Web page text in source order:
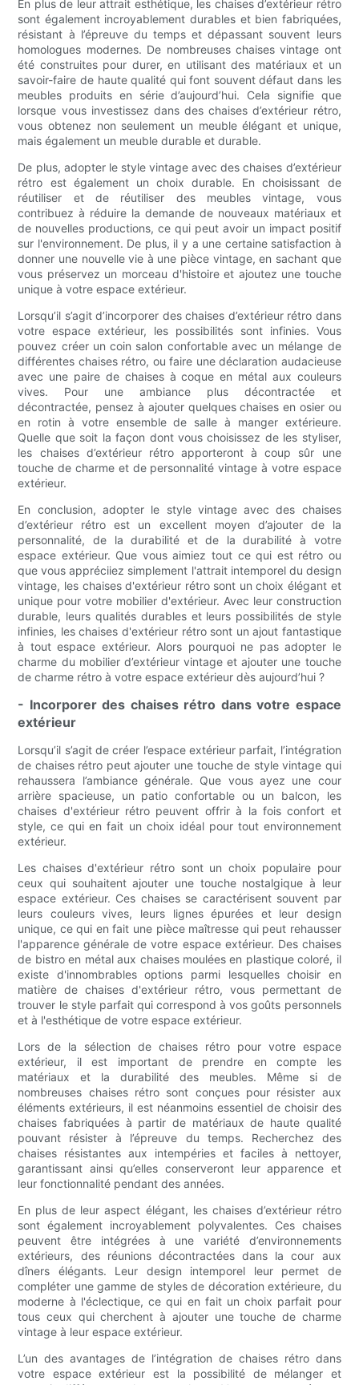
En plus de leur attrait esthétique, les chaises d’extérieur rétro
sont également incroyablement durables et bien fabriquées,
résistant à l’épreuve du temps et dépassant souvent leurs
homologues modernes. De nombreuses chaises vintage ont
été construites pour durer, en utilisant des matériaux et un
savoir-faire de haute qualité qui font souvent défaut dans les
meubles produits en série d’aujourd’hui. Cela signifie que
lorsque vous investissez dans des chaises d’extérieur rétro,
vous obtenez non seulement un meuble élégant et unique,
mais également un meuble durable et durable.
De plus, adopter le style vintage avec des chaises d’extérieur
rétro est également un choix durable. En choisissant de
réutiliser et de réutiliser des meubles vintage, vous
contribuez à réduire la demande de nouveaux matériaux et
de nouvelles productions, ce qui peut avoir un impact positif
sur l'environnement. De plus, il y a une certaine satisfaction à
donner une nouvelle vie à une pièce vintage, en sachant que
vous préservez un morceau d'histoire et ajoutez une touche
unique à votre espace extérieur.
Lorsqu’il s’agit d’incorporer des chaises d’extérieur rétro dans
votre espace extérieur, les possibilités sont infinies. Vous
pouvez créer un coin salon confortable avec un mélange de
différentes chaises rétro, ou faire une déclaration audacieuse
avec une paire de chaises à coque en métal aux couleurs
vives. Pour une ambiance plus décontractée et
décontractée, pensez à ajouter quelques chaises en osier ou
en rotin à votre ensemble de salle à manger extérieure.
Quelle que soit la façon dont vous choisissez de les styliser,
les chaises d’extérieur rétro apporteront à coup sûr une
touche de charme et de personnalité vintage à votre espace
extérieur.
En conclusion, adopter le style vintage avec des chaises
d’extérieur rétro est un excellent moyen d’ajouter de la
personnalité, de la durabilité et de la durabilité à votre
espace extérieur. Que vous aimiez tout ce qui est rétro ou
que vous appréciiez simplement l'attrait intemporel du design
vintage, les chaises d'extérieur rétro sont un choix élégant et
unique pour votre mobilier d'extérieur. Avec leur construction
durable, leurs qualités durables et leurs possibilités de style
infinies, les chaises d'extérieur rétro sont un ajout fantastique
à tout espace extérieur. Alors pourquoi ne pas adopter le
charme du mobilier d’extérieur vintage et ajouter une touche
de charme rétro à votre espace extérieur dès aujourd’hui ?
- Incorporer des chaises rétro dans votre espace
extérieur
Lorsqu’il s’agit de créer l’espace extérieur parfait, l’intégration
de chaises rétro peut ajouter une touche de style vintage qui
rehaussera l’ambiance générale. Que vous ayez une cour
arrière spacieuse, un patio confortable ou un balcon, les
chaises d'extérieur rétro peuvent offrir à la fois confort et
style, ce qui en fait un choix idéal pour tout environnement
extérieur.
Les chaises d'extérieur rétro sont un choix populaire pour
ceux qui souhaitent ajouter une touche nostalgique à leur
espace extérieur. Ces chaises se caractérisent souvent par
leurs couleurs vives, leurs lignes épurées et leur design
unique, ce qui en fait une pièce maîtresse qui peut rehausser
l'apparence générale de votre espace extérieur. Des chaises
de bistro en métal aux chaises moulées en plastique coloré, il
existe d'innombrables options parmi lesquelles choisir en
matière de chaises d'extérieur rétro, vous permettant de
trouver le style parfait qui correspond à vos goûts personnels
et à l'esthétique de votre espace extérieur.
Lors de la sélection de chaises rétro pour votre espace
extérieur, il est important de prendre en compte les
matériaux et la durabilité des meubles. Même si de
nombreuses chaises rétro sont conçues pour résister aux
éléments extérieurs, il est néanmoins essentiel de choisir des
chaises fabriquées à partir de matériaux de haute qualité
pouvant résister à l’épreuve du temps. Recherchez des
chaises résistantes aux intempéries et faciles à nettoyer,
garantissant ainsi qu’elles conserveront leur apparence et
leur fonctionnalité pendant des années.
En plus de leur aspect élégant, les chaises d’extérieur rétro
sont également incroyablement polyvalentes. Ces chaises
peuvent être intégrées à une variété d’environnements
extérieurs, des réunions décontractées dans la cour aux
dîners élégants. Leur design intemporel leur permet de
compléter une gamme de styles de décoration extérieure, du
moderne à l'éclectique, ce qui en fait un choix parfait pour
tous ceux qui cherchent à ajouter une touche de charme
vintage à leur espace extérieur.
L’un des avantages de l’intégration de chaises rétro dans
votre espace extérieur est la possibilité de mélanger et